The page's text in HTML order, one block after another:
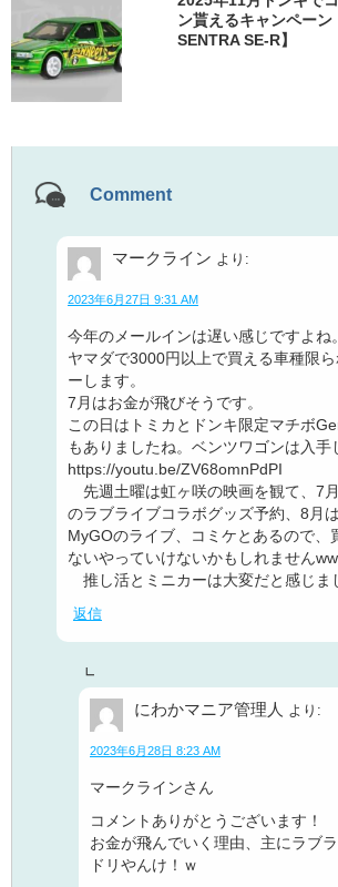
ン貰えるキャンペーン
SENTRA SE-R】
Comment
マークライン より:
2023年6月27日 9:31 AM
今年のメールインは遅い感じですよね。
ヤマダで3000円以上で買える車種限
ーします。
7月はお金が飛びそうです。
この日はトミカとドンキ限定マチボ
もありましたね。ベンツワゴンは入手
https://youtu.be/ZV68omnPdPI
先週土曜は虹ヶ咲の映画を観て、7
のラブライブコラボグッズ予約、8月
MyGOのライブ、コミケとあるので、
ないやっていけないかもしれません
推し活とミニカーは大変だと感じま
返信
にわかマニア管理人 より:
2023年6月28日 8:23 AM
マークラインさん
コメントありがとうございます！
お金が飛んでいく理由、主にラブ
ドリやんけ！ｗ